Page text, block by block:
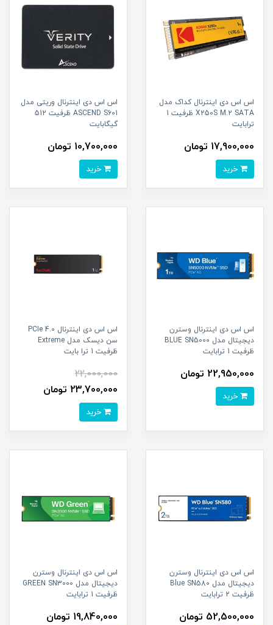
اس اس دی اینترنال کداک مدل
X250S M.2 SATA ظرفیت 1
ترابایت
17,900,000 تومان
اس اس دی اینترنال وریتی مدل
ASCEND S601 ظرفیت 512
گیگابایت
10,700,000 تومان
اس اس دی اینترنال وسترن
دیجیتال مدل BLUE SN5000
ظرفیت 1 ترابایت
22,950,000 تومان
اس اس دی اینترنال PCIe 4.0
سن دیسک مدل Extreme
ظرفیت 1 ترا بایت
22,000,000
23,700,000 تومان
اس اس دی اینترنال وسترن
دیجیتال مدل Blue SN580
ظرفیت 2 ترابایت
52,500,000 تومان
اس اس دی اینترنال وسترن
دیجیتال مدل GREEN SN3000
ظرفیت 1 ترابایت
19,840,000 تومان